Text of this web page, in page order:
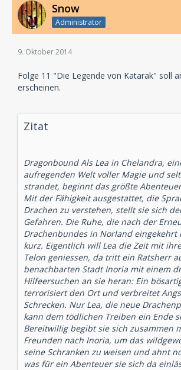
Snow
Administrator
9. Oktober 2014
Folge 11 "Die Legende von Katarak" soll
erscheinen.
Zitat
Dragonbound Als Lea in Chelandra,
aufregenden Welt voller Magie und
strandet, beginnt das größte
Mit der Fähigkeit ausgestattet, die
Drachen zu verstehen, stellt sie sich
Gefahren. Die Ruhe, die nach der
Drachenbundes in Norland
kurz. Eigentlich will Lea die Zeit mit
Telon geniessen, da tritt ein Ratsherr
benachbarten Stadt Inoria mit einem
Hilfeersuchen an sie heran: Ein
terrorisiert den Ort und verbreitet
Schrecken. Nur Lea, die neue
kann dem tödlichen Treiben ein Ende
Bereitwillig begibt sie sich zusammen
Freunden nach Inoria, um das
seine Schranken zu weisen und ahnt
was für ein Abenteuer sie sich da